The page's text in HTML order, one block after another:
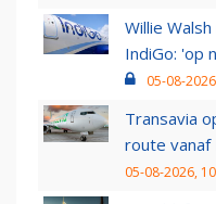
Willie
IndiGo: 'op
05-08-
Transavia
route
05-08-2026,